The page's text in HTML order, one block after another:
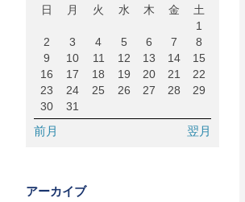
日 月 火 水 木 金
土
1
2
3 4 5 6 7
8
9
10 11 12 13 14
15
16
17 18 19 20 21
22
23
24 25 26 27 28
29
30
31
前月 翌月
アーカイブ